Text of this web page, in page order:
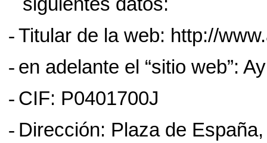
-Titular de la web: http://
- en adelante el “sitio web”:
- CIF: P0401700J
- Dirección: Plaza de